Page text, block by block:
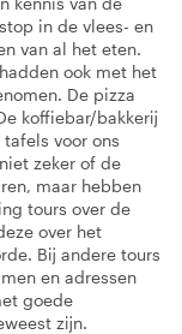
in de vlees- en
van al het eten.
ook met het
De pizza
koffiebar/bakkerij
voor ons
zeker of de
maar hebben
tours over de
over het
Bij andere tours
en adressen
goede
zijn.